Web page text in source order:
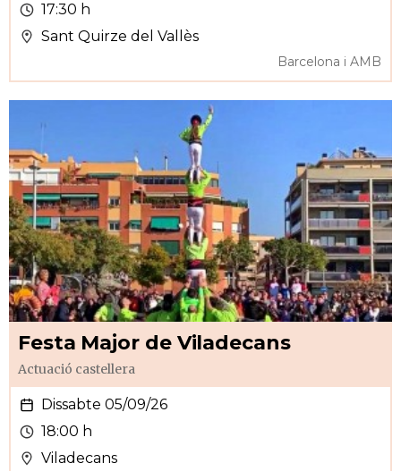
17:30 h
Sant Quirze del Vallès
Barcelona i AMB
Festa Major de Viladecans
Actuació castellera
Dissabte 05/09/26
18:00 h
Viladecans